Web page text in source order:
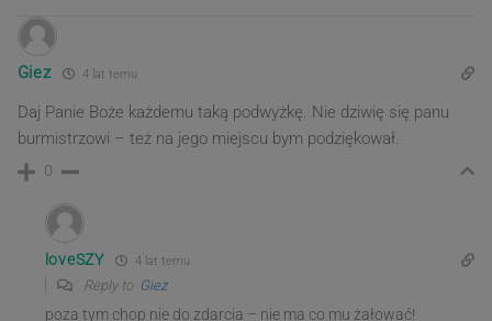
Giez 4 lat temu
Daj Panie Boże każdemu taką podwyżkę. Nie dziwię się panu
burmistrzowi – też na jego miejscu bym podziękował.
0
loveSZY 4 lat temu
Reply to Giez
poza tym chop nie do zdarcia – nie ma co mu żałować!